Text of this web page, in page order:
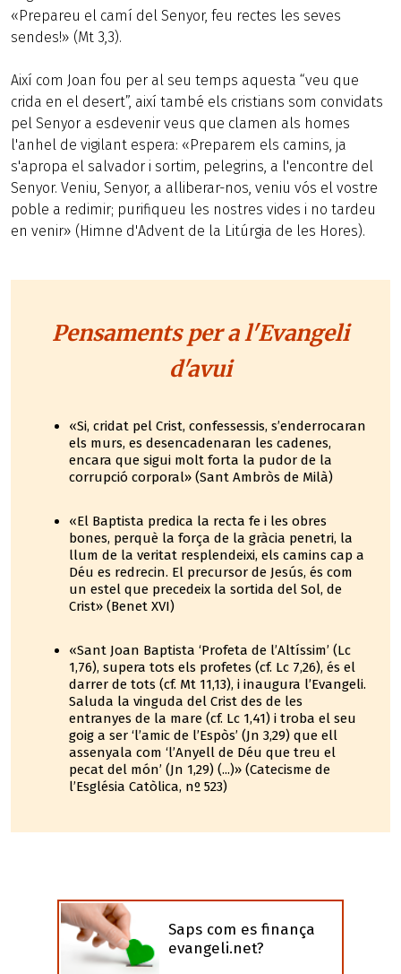
«Prepareu el camí del Senyor, feu rectes les seves
sendes!» (Mt 3,3).
Així com Joan fou per al seu temps aquesta “veu que
crida en el desert”, així també els cristians som convidats
pel Senyor a esdevenir veus que clamen als homes
l'anhel de vigilant espera: «Preparem els camins, ja
s'apropa el salvador i sortim, pelegrins, a l'encontre del
Senyor. Veniu, Senyor, a alliberar-nos, veniu vós el vostre
poble a redimir; purifiqueu les nostres vides i no tardeu
en venir» (Himne d'Advent de la Litúrgia de les Hores).
Pensaments per a l'Evangeli
d'avui
«Si, cridat pel Crist, confessessis, s’enderrocaran
els murs, es desencadenaran les cadenes,
encara que sigui molt forta la pudor de la
corrupció corporal» (Sant Ambròs de Milà)
«El Baptista predica la recta fe i les obres
bones, perquè la força de la gràcia penetri, la
llum de la veritat resplendeixi, els camins cap a
Déu es redrecin. El precursor de Jesús, és com
un estel que precedeix la sortida del Sol, de
Crist» (Benet XVI)
«Sant Joan Baptista ‘Profeta de l’Altíssim’ (Lc
1,76), supera tots els profetes (cf. Lc 7,26), és el
darrer de tots (cf. Mt 11,13), i inaugura l’Evangeli.
Saluda la vinguda del Crist des de les
entranyes de la mare (cf. Lc 1,41) i troba el seu
goig a ser ‘l’amic de l’Espòs’ (Jn 3,29) que ell
assenyala com ‘l’Anyell de Déu que treu el
pecat del món’ (Jn 1,29) (...)» (Catecisme de
l’Església Catòlica, nº 523)
Saps com es finança
evangeli.net?